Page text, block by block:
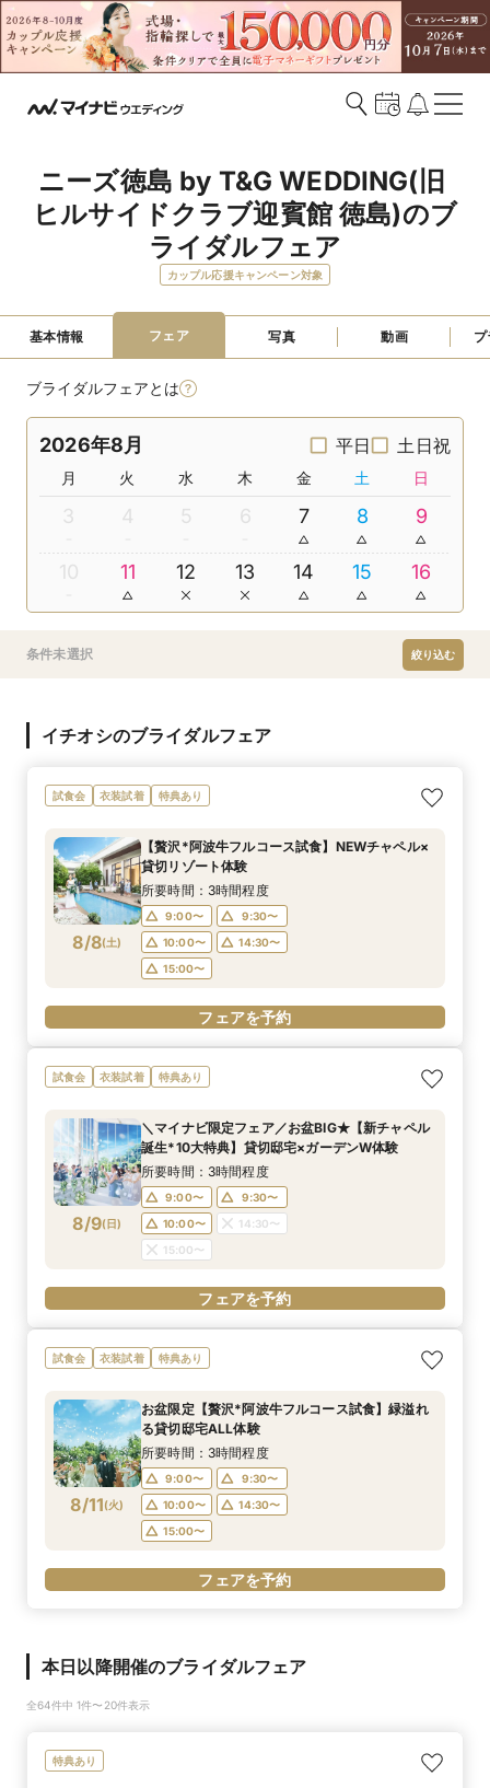
ニーズ徳島 by T&G WEDDING(旧
ヒルサイドクラブ迎賓館 徳島)のブ
ライダルフェア
カップル応援キャンペーン対象
基本情報 フェア 写真 動画
ブライダルフェアとは
2026年8月 平日 土日祝
月 火 水 木 金 土 日
3 4 5 6 7 8 9
10 11 12 13 14 15 16
条件未選択 絞り込む
イチオシのブライダルフェア
試食会 衣装試着 特典あり
8/8(土)
【贅沢*阿波牛フルコース試食】NEWチャペル×
貸切リゾート体験
所要時間：3時間程度
9:00〜
9:30〜
10:00〜
14:30〜
15:00〜
フェアを予約
試食会 衣装試着 特典あり
8/9(日)
＼マイナビ限定フェア／お盆BIG★【新チャペル
誕生*10大特典】貸切邸宅×ガーデンW体験
所要時間：3時間程度
9:00〜
9:30〜
10:00〜
14:30〜
15:00〜
フェアを予約
試食会 衣装試着 特典あり
8/11(火)
お盆限定【贅沢*阿波牛フルコース試食】緑溢れ
る貸切邸宅ALL体験
所要時間：3時間程度
9:00〜
9:30〜
10:00〜
14:30〜
15:00〜
フェアを予約
本日以降開催のブライダルフェア
全64件中 1件〜20件表示
特典あり